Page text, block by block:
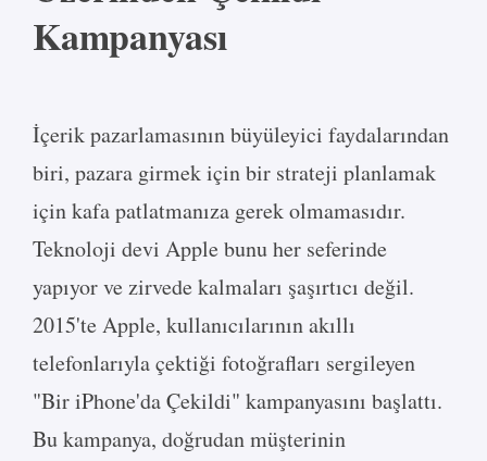
Kampanyası
İçerik pazarlamasının büyüleyici faydalarından
biri, pazara girmek için bir strateji planlamak
için kafa patlatmanıza gerek olmamasıdır.
Teknoloji devi Apple bunu her seferinde
yapıyor ve zirvede kalmaları şaşırtıcı değil.
2015'te Apple, kullanıcılarının akıllı
telefonlarıyla çektiği fotoğrafları sergileyen
"Bir iPhone'da Çekildi" kampanyasını başlattı.
Bu kampanya, doğrudan müşterinin